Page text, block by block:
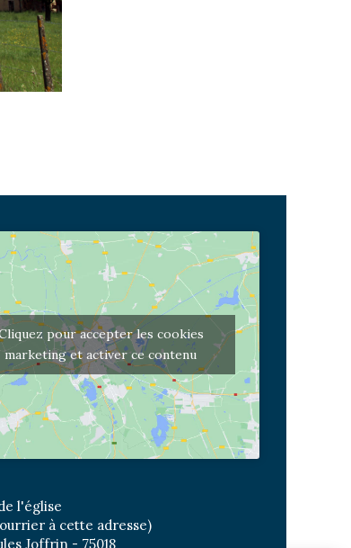
pour accepter les cookies
marketing et activer ce contenu
l'église
à cette adresse)
Joffrin - 75018